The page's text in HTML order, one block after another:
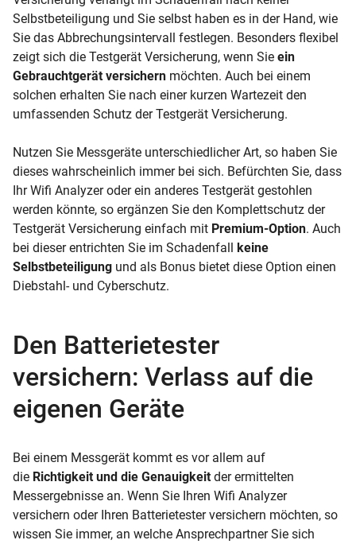
Selbstbeteiligung und Sie selbst haben es in der Hand, wie
Sie das Abbrechungsintervall festlegen. Besonders flexibel
zeigt sich die Testgerät Versicherung, wenn Sie ein
Gebrauchtgerät versichern möchten. Auch bei einem
solchen erhalten Sie nach einer kurzen Wartezeit den
umfassenden Schutz der Testgerät Versicherung.
Nutzen Sie Messgeräte unterschiedlicher Art, so haben Sie
dieses wahrscheinlich immer bei sich. Befürchten Sie, dass
Ihr Wifi Analyzer oder ein anderes Testgerät gestohlen
werden könnte, so ergänzen Sie den Komplettschutz der
Testgerät Versicherung einfach mit Premium-Option. Auch
bei dieser entrichten Sie im Schadenfall keine
Selbstbeteiligung und als Bonus bietet diese Option einen
Diebstahl- und Cyberschutz.
Den Batterietester
versichern: Verlass auf die
eigenen Geräte
Bei einem Messgerät kommt es vor allem auf
die Richtigkeit und die Genauigkeit der ermittelten
Messergebnisse an. Wenn Sie Ihren Wifi Analyzer
versichern oder Ihren Batterietester versichern möchten, so
wissen Sie immer, an welche Ansprechpartner Sie sich